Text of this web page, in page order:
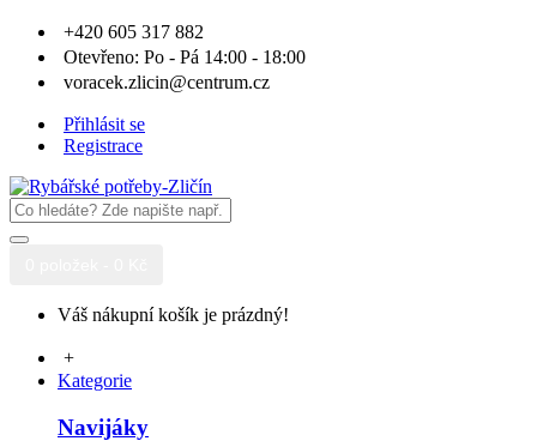
+420 605 317 882
Otevřeno: Po - Pá 14:00 - 18:00
voracek.zlicin@centrum.cz
Přihlásit se
Registrace
Váš nákupní košík je prázdný!
+
Kategorie
Navijáky